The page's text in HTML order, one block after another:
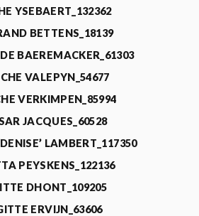
YSEBAERT_132362
BETTENS_18139
BAEREMACKER_61303
VALEPYN_54677
VERKIMPEN_85994
JACQUES_60528
LAMBERT_117350
PEYSKENS_122136
DHONT_109205
ERVIJN_63606